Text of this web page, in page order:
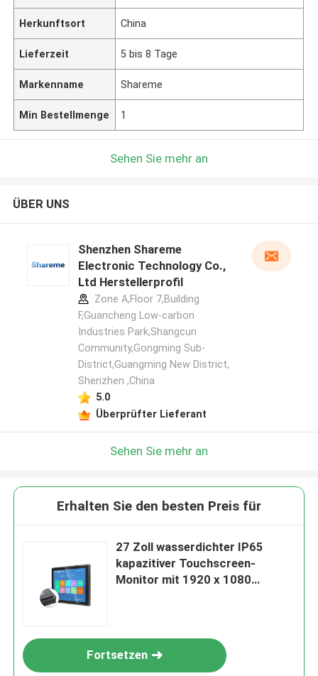
Herkunftsort China
Lieferzeit 5 bis 8 Tage
Markenname Shareme
Min Bestellmenge 1
Sehen Sie mehr an
ÜBER UNS
Shenzhen Shareme
Electronic Technology Co.,
Ltd Herstellerprofil
Zone A,Floor 7,Building
F,Guancheng Low-carbon
Industries Park,Shangcun
Community,Gongming Sub-
District,Guangming New District,
Shenzhen ,China
5.0
Überprüfter Lieferant
Sehen Sie mehr an
Erhalten Sie den besten Preis für
27 Zoll wasserdichter IP65
kapazitiver Touchscreen-
Monitor mit 1920 x 1080
Fortsetzen